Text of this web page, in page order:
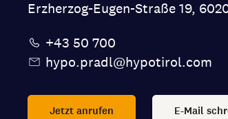
Erzherzog-Eugen-Straße 19,
+43 50 700
hypo.pradl@hypotirol.com
Jetzt anrufen E-Mail